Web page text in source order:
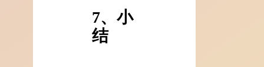
7、小
结